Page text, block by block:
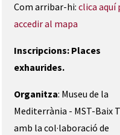
Sant Joan de Bedenga | © Museu
Com arribar-hi: clica aquí
accedir al mapa
Inscripcions: Places
exhaurides.
Organitza: Museu de la
Mediterrània - MST-Baix
amb la col·laboració de